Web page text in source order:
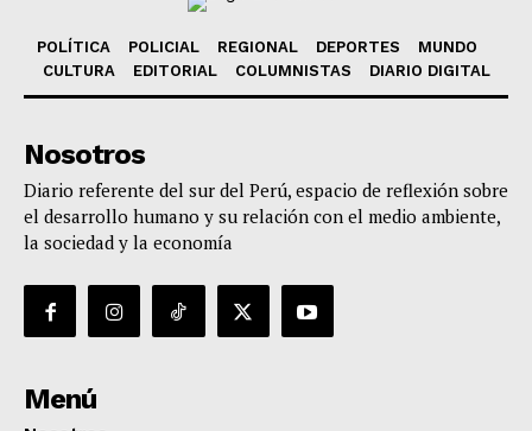
POLÍTICA POLICIAL REGIONAL DEPORTES
MUNDO
CULTURA
EDITORIAL COLUMNISTAS DIARIO DIGITAL
Nosotros
Diario referente del sur del Perú, espacio de reflexión sobre
el desarrollo humano y su relación con el medio ambiente,
la sociedad y la economía
Menú